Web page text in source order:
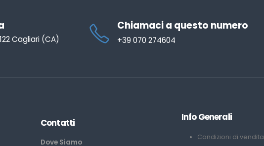
Cagliari (CA)
Chiamaci a questo numero
+39 070 274604
Contatti
Dove Siamo
Info Generali
Condizioni di vendita